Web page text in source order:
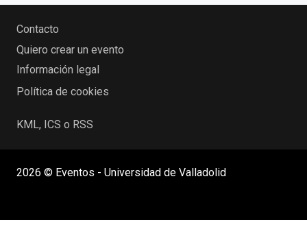
Contacto
Quiero crear un evento
Información legal
Política de cookies
KML, ICS o RSS
2026 © Eventos - Universidad de Valladolid